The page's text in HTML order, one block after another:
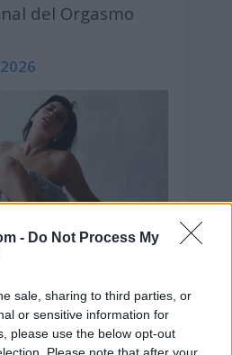
- Do Not Process My
sale, sharing to third parties, or
or sensitive information for
please use the below opt-out
del Orgasmo